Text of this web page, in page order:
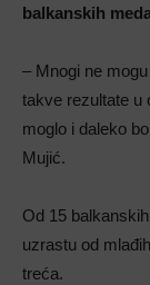
balkanskih
– Mnogi ne
takve rezultate u
moglo i daleko
Mujić.
Od 15
uzrastu od
treća.